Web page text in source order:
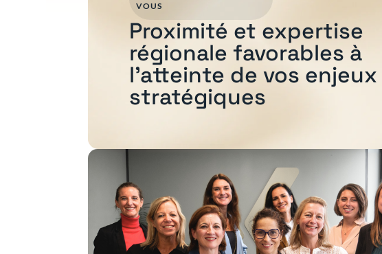
VOUS
Proximité et expertise
régionale favorables à
l'atteinte de vos enjeux
stratégiques